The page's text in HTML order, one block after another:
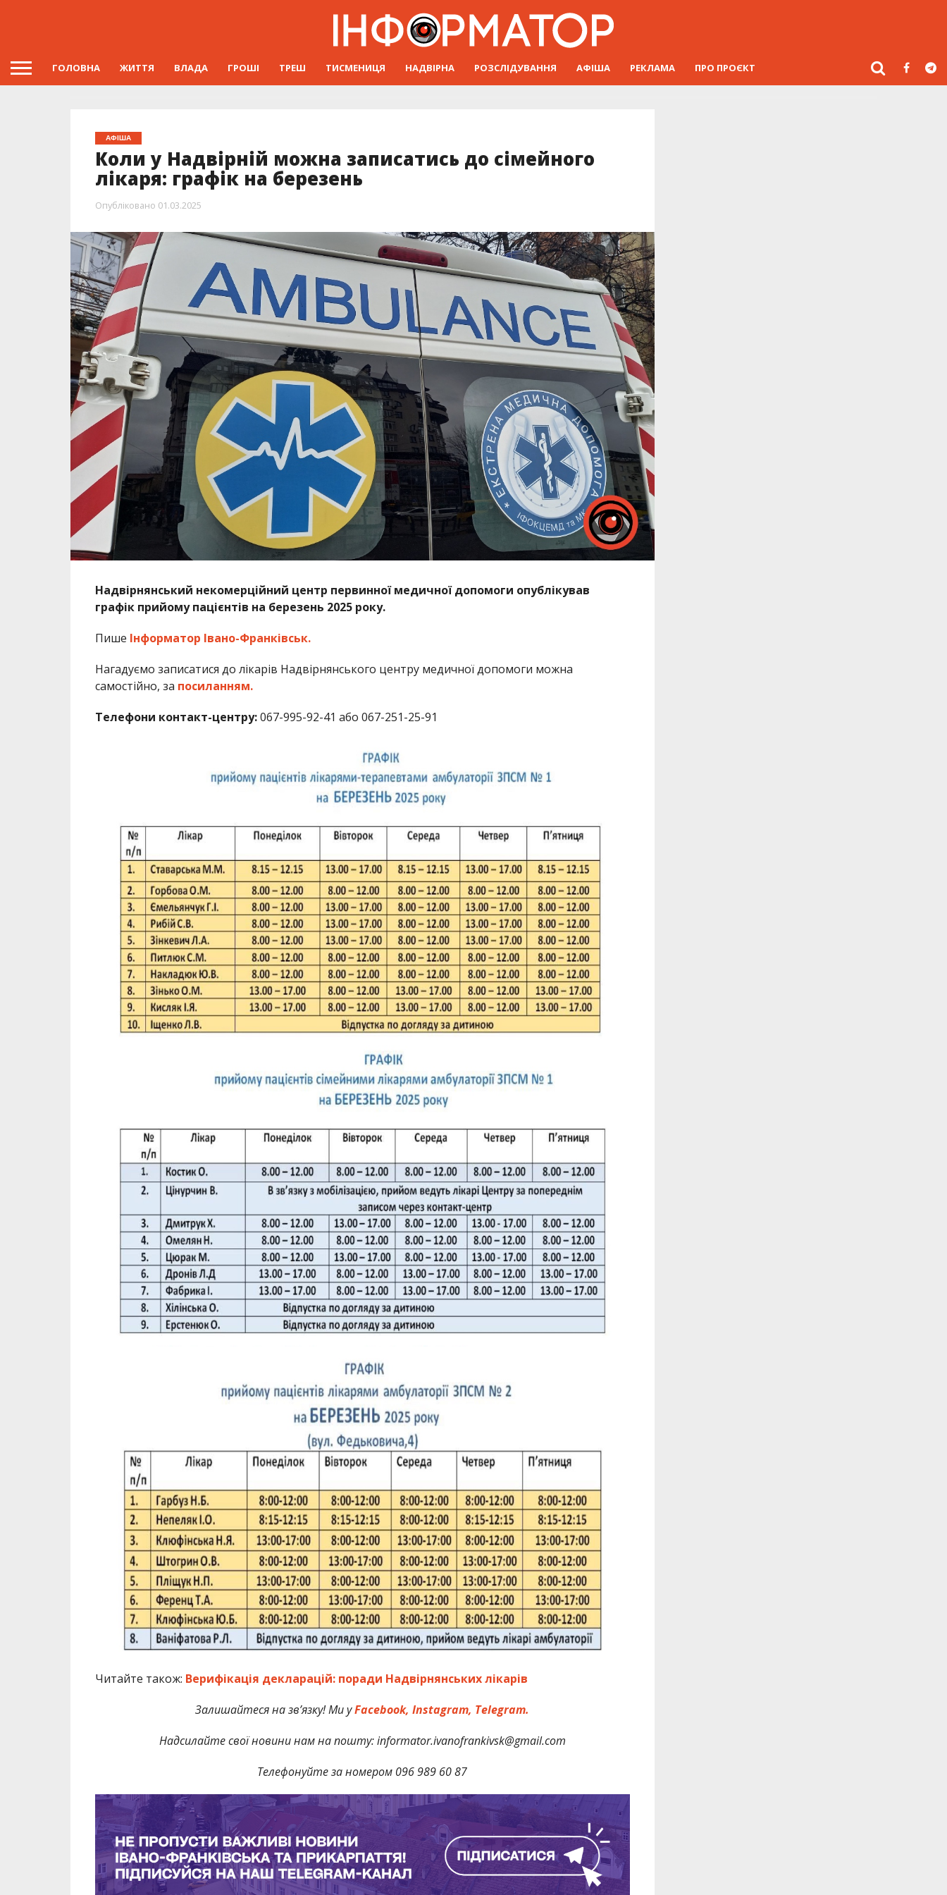
ГОЛОВНА ЖИТТЯ ВЛАДА ГРОШІ ТРЕШ ТИСМЕНИЦЯ НАДВІРНА РОЗСЛІДУВАННЯ АФІША РЕКЛАМА ПРО ПРОЄКТ
АФІША
Коли у Надвірній можна записатись до сімейного
лікаря: графік на березень
Опубліковано 01.03.2025
Надвірнянський некомерційний центр первинної медичної допомоги опублікував
графік прийому пацієнтів на березень 2025 року.
Пише Інформатор Івано-Франківськ.
Нагадуємо записатися до лікарів Надвірнянського центру медичної допомоги можна
самостійно, за посиланням.
Телефони контакт-центру:067-995-92-41 або 067-251-25-91
Читайте також: Верифікація декларацій: поради Надвірнянських лікарів
Залишайтеся на зв’язку! Ми уFacebook, Instagram, Telegram.
Надсилайте свої новини нам на пошту: informator.ivanofrankivsk@gmail.com
Телефонуйте за номером 096 989 60 87